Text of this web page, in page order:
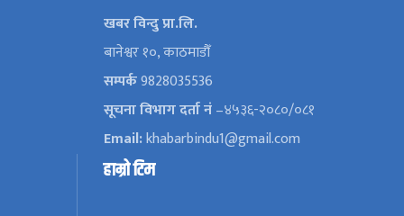
खबर विन्दु प्रा.लि.
बानेश्वर १०, काठमाडौँ
सम्पर्क9828035536
सूचना विभाग दर्ता नं–४५३६-२०८०/०८१
Email:khabarbindu1@gmail.com
हाम्रो टिम